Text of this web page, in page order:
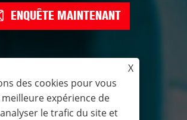
ENQUÊTE MAINTENANT
tracy@sakertools.com
X
des cookies pour vous
expérience de
le trafic du site et